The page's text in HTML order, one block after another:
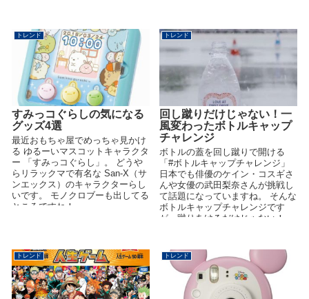
トレンド
すみっコぐらしの気になる
グッズ4選
最近おもちゃ屋でめっちゃ見かけ
る ゆるーいマスコットキャラクタ
ー 「すみっコぐらし」。 どうや
らリラックマで有名な San-X（サ
ンエックス）のキャラクターらし
いです。 モノクロブーも出してる
ところですね！ ...
トレンド
回し蹴りだけじゃない！一
風変わったボトルキャップ
チャレンジ
ボトルの蓋を回し蹴りで開ける
「#ボトルキャップチャレンジ」
日本でも俳優のケイン・コスギさ
んや女優の武田梨奈さんが挑戦し
て話題になっていますね。 そんな
ボトルキャップチャレンジです
が、蹴りあけるだけじゃない！ 一
トレンド トレンド